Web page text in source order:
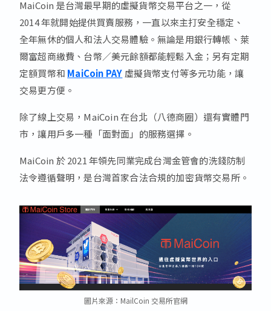
MaiCoin 是台灣最早期的虛擬貨幣交易平台之一，從
2014 年就開始提供買賣服務，一直以來主打安全穩定、
全年無休的個人和法人交易體驗。無論是用銀行轉帳、萊
爾富超商繳費、台幣／美元餘額都能輕鬆入金；另有定期
定額買幣和 MaiCoin PAY 虛擬貨幣支付等多元功能，讓
交易更方便。
除了線上交易，MaiCoin 在台北（八德商圈）還有實體門
市，讓用戶多一種「面對面」的服務選擇。
MaiCoin 於 2021 年領先同業完成台灣金管會的洗錢防制
法令遵循聲明，是台灣首家合法合規的加密貨幣交易所。
圖片來源：MailCoin 交易所官網